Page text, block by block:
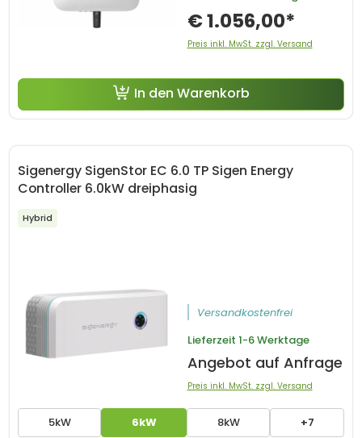
€ 1.056,00*
Preis inkl. MwSt. zzgl. Versand
In den Warenkorb
Sigenergy SigenStor EC 6.0 TP Sigen Energy
Controller 6.0kW dreiphasig
Hybrid
5kW 6kW 8kW +7
Versandkostenfrei
Lieferzeit 1-6 Werktage
Angebot auf Anfrage
Preis inkl. MwSt. zzgl. Versand